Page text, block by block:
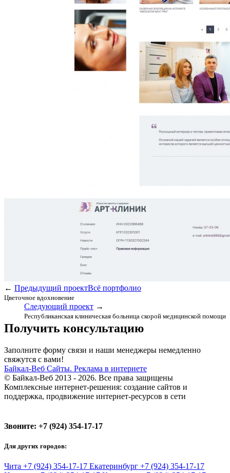
← Предыдущий проект
Цветочное вдохновение
Всё портфолио
Следующий проект →
Республиканская клиническая больница скорой медицинской помощи
Получить консультацию
Заполните форму связи и наши менеджеры немедленно
свяжутся с вами!
Байкал-Веб Сайты. Реклама в интернете
© Байкал-Веб 2013 - 2026. Все права защищены
Комплексные интернет-решения: создание сайтов и
поддержка, продвижение интернет-ресурсов в сети
Звоните: +7 (924) 354-17-17
Для других городов:
Чита +7 (924) 354-17-17 Екатеринбург +7 (924) 354-17-17